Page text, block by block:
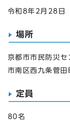
令和8年2月28日
場所
京都市市民防災
市南区西九条菅田
定員
80名